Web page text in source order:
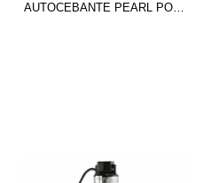
AUTOCEBANTE PEARL POOL